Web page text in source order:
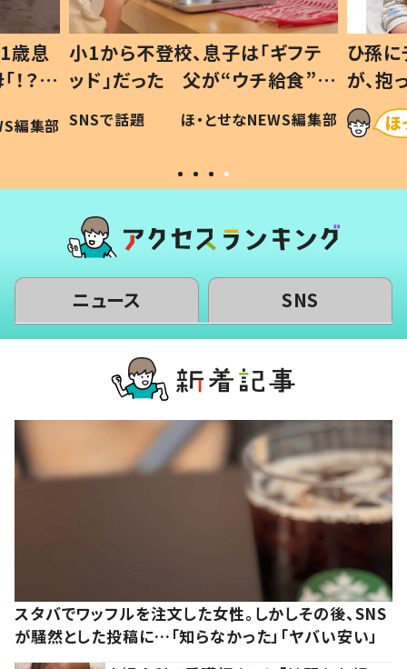
歳息
？」
編集部
小1から不登校、息子は「ギフテ
ッド」だった 父が“ウチ給食”を
作り続ける理由とは #令和の親
#令和の子
SNSで話題 ほ・とせなNEWS編集部
ひ孫
が、
「涙が
い」
ニュース SNS
スタバでワッフルを注文した女性。しかしその後、SNS
が騒然とした投稿に…「知らなかった」「ヤバい安い」